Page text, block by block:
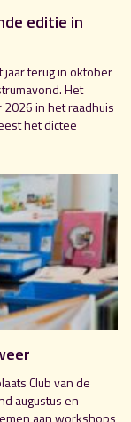
editie in
jaar terug in oktober
Het
in het raadhuis
het dictee
Club van de
augustus en
aan workshops